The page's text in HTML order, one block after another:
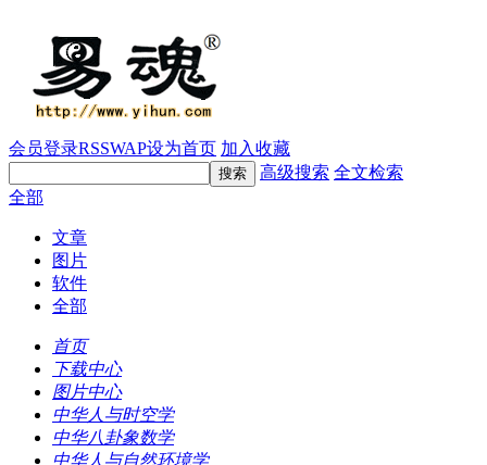
会员登录RSSWAP设为首页 加入收藏
高级搜索 全文检索
全部
文章
图片
软件
全部
首页
下载中心
图片中心
中华人与时空学
中华八卦象数学
中华人与自然环境学